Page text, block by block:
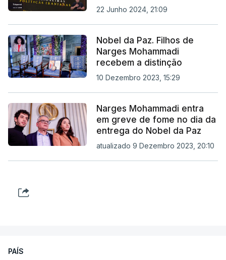
22 Junho 2024, 21:09
Nobel da Paz. Filhos de
Narges Mohammadi
recebem a distinção
10 Dezembro 2023, 15:29
Narges Mohammadi entra
em greve de fome no dia da
entrega do Nobel da Paz
atualizado 9 Dezembro 2023, 20:10
PAÍS